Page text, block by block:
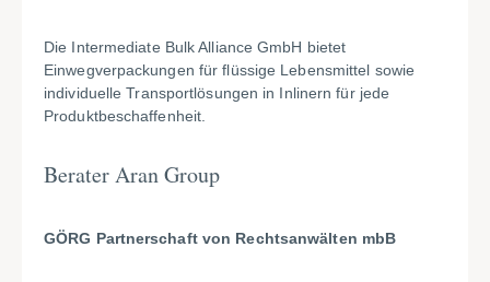
Die Intermediate Bulk Alliance GmbH bietet
Einwegverpackungen für flüssige Lebensmittel sowie
individuelle Transportlösungen in Inlinern für jede
Produktbeschaffenheit.
BeraterAran Group
GÖRG Partnerschaft von Rechtsanwälten mbB